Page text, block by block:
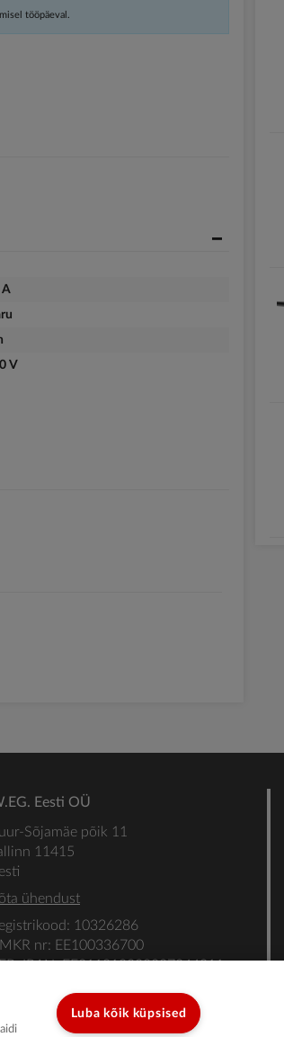
tööpäeval.
A
V
Eesti OÜ
Sõjamäe põik 11
11415
ühendust
10326286
nr: EE100336700
IBAN: EE311010220007244011
Luba kõik küpsised